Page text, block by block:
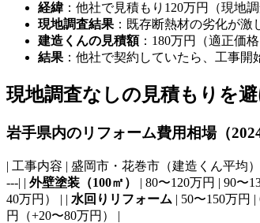
経緯：他社で見積もり120万円（現地
現地調査結果 ：既存断熱材の劣化が
建造くんの見積額：180万円（適正価
結果 ：他社で契約していたら、工事
現地調査なしの見積もりを
岩手県内のリフォーム費用相場（
| 工事内容 | 盛岡市・花巻市（建造くん平均
---| | 外壁塗装（100㎡） | 80〜120万円 | 90〜
40万円） | | 水回りリフォーム | 50〜150万円
円（+20〜80万円） |